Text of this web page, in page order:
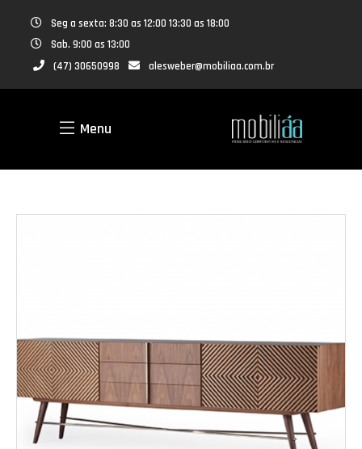
Seg a sexta: 8:30 as 12:00 13:30 as 18:00
Sab. 9:00 as 13:00
(47) 30650998
alesweber@mobiliaa.com.br
Menu